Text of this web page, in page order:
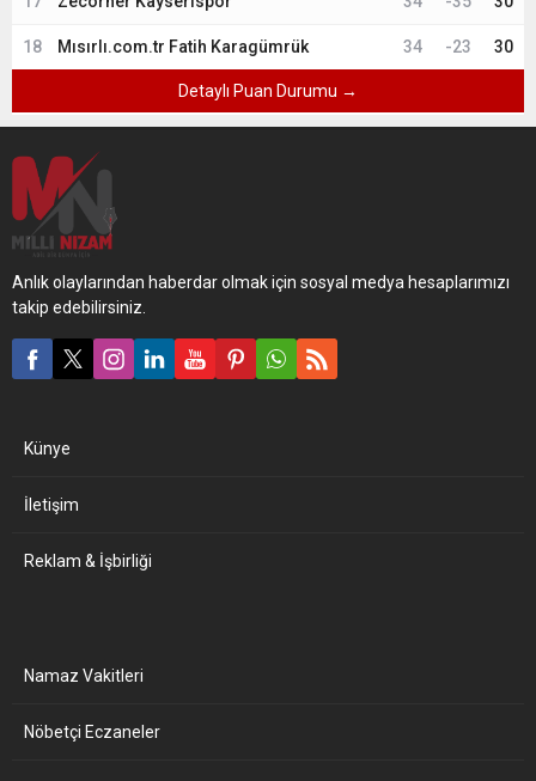
18 Mısırlı.com.tr Fatih Karagümrük 34 -23 30
Detaylı Puan Durumu →
Anlık olaylarından haberdar olmak için sosyal medya hesaplarımızı
takip edebilirsiniz.
Künye
İletişim
Reklam & İşbirliği
Namaz Vakitleri
Nöbetçi Eczaneler